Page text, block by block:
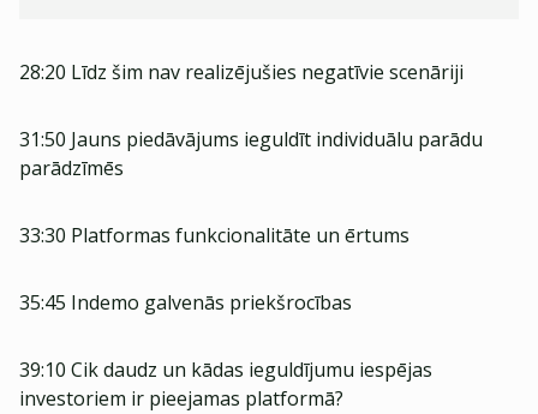
28:20 Līdz šim nav realizējušies negatīvie scenāriji
31:50 Jauns piedāvājums ieguldīt individuālu parādu
parādzīmēs
33:30 Platformas funkcionalitāte un ērtums
35:45 Indemo galvenās priekšrocības
39:10 Cik daudz un kādas ieguldījumu iespējas
investoriem ir pieejamas platformā?